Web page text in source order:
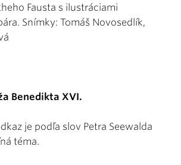
Fausta s ilustráciami
Snímky: Tomáš Novosedlík,
Benedikta XVI.
je podľa slov Petra Seewalda
téma.